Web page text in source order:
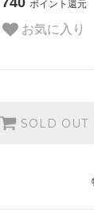
ポイント還元
お気に入り
SOLD OUT